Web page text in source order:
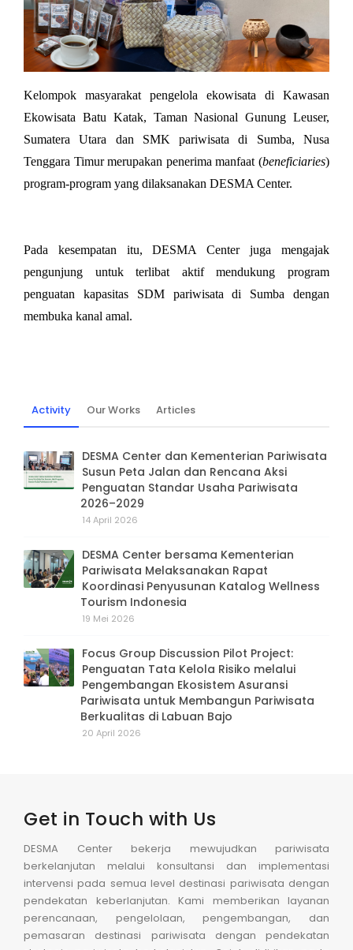
Kelompok masyarakat pengelola ekowisata di Kawasan
Ekowisata Batu Katak, Taman Nasional Gunung Leuser,
Sumatera Utara dan SMK pariwisata di Sumba, Nusa
Tenggara Timur merupakan penerima manfaat (beneficiaries)
program-program yang dilaksanakan DESMA Center.
Pada kesempatan itu, DESMA Center juga mengajak
pengunjung untuk terlibat aktif mendukung program
penguatan kapasitas SDM pariwisata di Sumba dengan
membuka kanal amal.
Activity Our Works Articles
DESMA Center dan Kementerian Pariwisata
Susun Peta Jalan dan Rencana Aksi
Penguatan Standar Usaha Pariwisata
2026–2029
14 April 2026
DESMA Center bersama Kementerian
Pariwisata Melaksanakan Rapat
Koordinasi Penyusunan Katalog Wellness
Tourism Indonesia
19 Mei 2026
Focus Group Discussion Pilot Project:
Penguatan Tata Kelola Risiko melalui
Pengembangan Ekosistem Asuransi
Pariwisata untuk Membangun Pariwisata
Berkualitas di Labuan Bajo
20 April 2026
Get in Touch with Us
DESMA Center bekerja mewujudkan pariwisata
berkelanjutan melalui konsultansi dan implementasi
intervensi pada semua level destinasi pariwisata dengan
pendekatan keberlanjutan. Kami memberikan layanan
perencanaan, pengelolaan, pengembangan, dan
pemasaran destinasi pariwisata dengan pendekatan